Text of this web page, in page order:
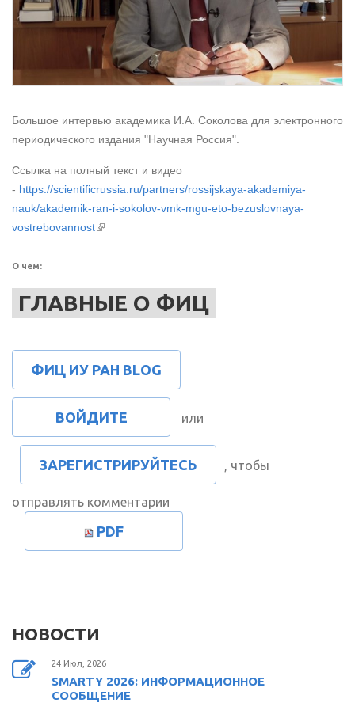
Большое интервью академика И.А. Соколова для электронного
периодического издания "Научная Россия".
Ссылка на полный текст и видео
- https://scientificrussia.ru/partners/rossijskaya-akademiya-
nauk/akademik-ran-i-sokolov-vmk-mgu-eto-bezuslovnaya-
vostrebovannost(внешняя ссылка)
О чем:
ГЛАВНЫЕ О ФИЦ
ФИЦ ИУ РАН BLOG
ВОЙДИТЕ или
ЗАРЕГИСТРИРУЙТЕСЬ , чтобы
отправлять комментарии
PDF
НОВОСТИ
24 Июл, 2026
SMARTY 2026: ИНФОРМАЦИОННОЕ
СООБЩЕНИЕ